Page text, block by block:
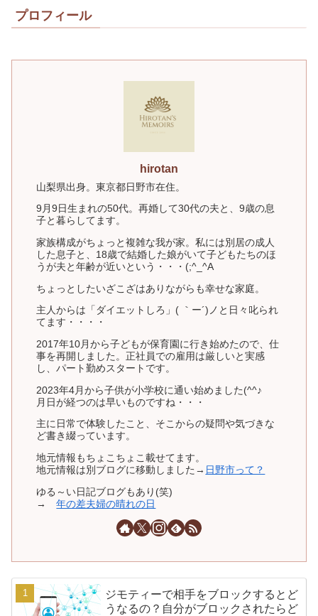
プロフィール
hirotan
山梨県出身。東京都日野市在住。
9月9日生まれの50代。再婚して30代の夫と、9歳の息
子と暮らしてます。
家族構成がちょっと複雑な我が家。私には別居の成人
した息子と、18歳で結婚した娘がいて子どもたちのほ
うが夫と年齢が近いという・・・(;^_^A
ちょっとしたいざこざはありながらも幸せな家庭。
主人からは「ダイエットしろ」( ｀ー´)ノと日々叱られ
てます・・・・
2017年10月から子どもが保育園に行き始めたので、仕
事を再開しました。正社員での雇用は厳しいと実感
し、パート勤めスタートです。
2023年4月から子供が小学校に通い始めました(^^♪
月日が経つのは早いものですね・・・
主に日常で体験したこと、そこからの疑問や気づきな
ど書き綴っています。
地元情報もちょこちょこ載せてます。
地元情報は別ブログに移動しました→ 日野市って？
ゆる～い日記ブログもあり(笑)
→年の差夫婦の晴れの日
ジモティーで相手をブロックするとど
うなるの？自分がブロックされたらど